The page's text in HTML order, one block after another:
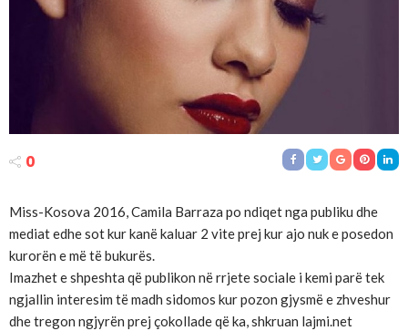
0
Miss-Kosova 2016, Camila Barraza po ndiqet nga publiku dhe
mediat edhe sot kur kanë kaluar 2 vite prej kur ajo nuk e posedon
kurorën e më të bukurës.
Imazhet e shpeshta që publikon në rrjete sociale i kemi parë tek
ngjallin interesim të madh sidomos kur pozon gjysmë e zhveshur
dhe tregon ngjyrën prej çokollade që ka, shkruan lajmi.net